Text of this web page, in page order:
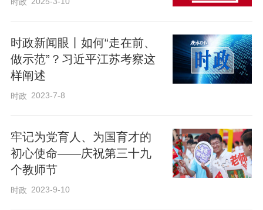
随后，习近平就近召集相关部门负责人和
棚户区居民代表座谈。他说，改革开放已
件困难的群众。我们是人民政府，要记得
政府前面“人民”二字，要将心比心，雪中送
炭，把钱用在急群众之所急的项目上。
时政
时政新闻眼丨如何“走在前、
做示范”？习近平江苏考察这
样阐述
时政 2023-7-8
牢记为党育人、为国育才的
初心使命——庆祝第三十九
个教师节
时政 2023-9-10